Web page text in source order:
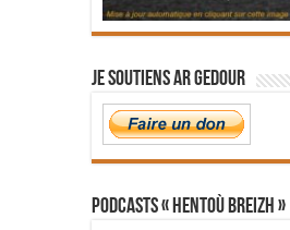
Je soutiens Ar Gedour
PODCASTS « Hentoù Breizh »